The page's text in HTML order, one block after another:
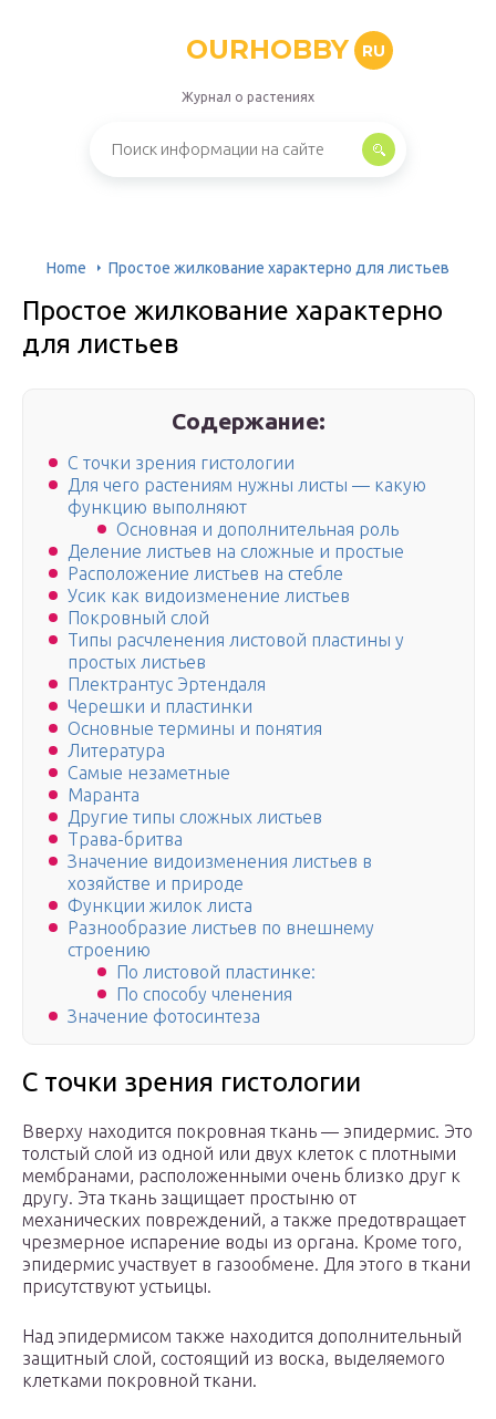
OURHOBBY RU
Журнал о растениях
Home Простое жилкование характерно для листьев
Простое жилкование характерно
для листьев
Содержание:
С точки зрения гистологии
Для чего растениям нужны листы — какую
функцию выполняют
Основная и дополнительная роль
Деление листьев на сложные и простые
Расположение листьев на стебле
Усик как видоизменение листьев
Покровный слой
Типы расчленения листовой пластины у
простых листьев
Плектрантус Эртендаля
Черешки и пластинки
Основные термины и понятия
Литература
Самые незаметные
Маранта
Другие типы сложных листьев
Трава-бритва
Значение видоизменения листьев в
хозяйстве и природе
Функции жилок листа
Разнообразие листьев по внешнему
строению
По листовой пластинке:
По способу членения
Значение фотосинтеза
С точки зрения гистологии
Вверху находится покровная ткань — эпидермис. Это
толстый слой из одной или двух клеток с плотными
мембранами, расположенными очень близко друг к
другу. Эта ткань защищает простыню от
механических повреждений, а также предотвращает
чрезмерное испарение воды из органа. Кроме того,
эпидермис участвует в газообмене. Для этого в ткани
присутствуют устьицы.
Над эпидермисом также находится дополнительный
защитный слой, состоящий из воска, выделяемого
клетками покровной ткани.